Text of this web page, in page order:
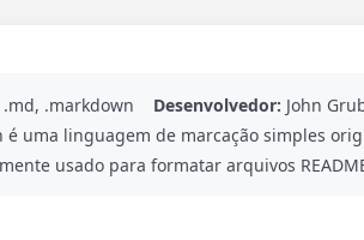
.md, .markdown Desenvolvedor: John
é uma linguagem de marcação simples
usado para formatar arquivos